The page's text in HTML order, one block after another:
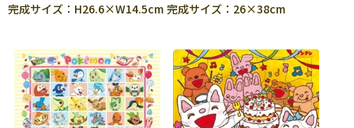
完成サイズ：H26.6×W14.5cm 完成サイズ：26×38cm